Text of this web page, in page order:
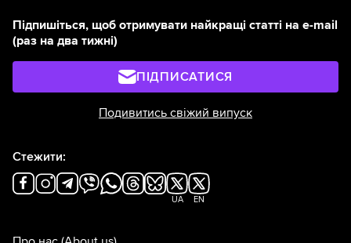
Підпишіться, щоб отримувати найкращі статті на e-mail
(раз на два тижні)
ПІДПИСАТИСЯ
Подивитись свіжий випуск
Стежити:
UA EN